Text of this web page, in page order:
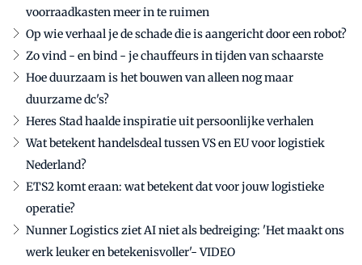
voorraadkasten meer in te ruimen
Op wie verhaal je de schade die is aangericht door een robot?
Zo vind - en bind - je chauffeurs in tijden van schaarste
Hoe duurzaam is het bouwen van alleen nog maar
duurzame dc's?
Heres Stad haalde inspiratie uit persoonlijke verhalen
Wat betekent handelsdeal tussen VS en EU voor logistiek
Nederland?
ETS2 komt eraan: wat betekent dat voor jouw logistieke
operatie?
Nunner Logistics ziet AI niet als bedreiging: 'Het maakt ons
werk leuker en betekenisvoller'- VIDEO